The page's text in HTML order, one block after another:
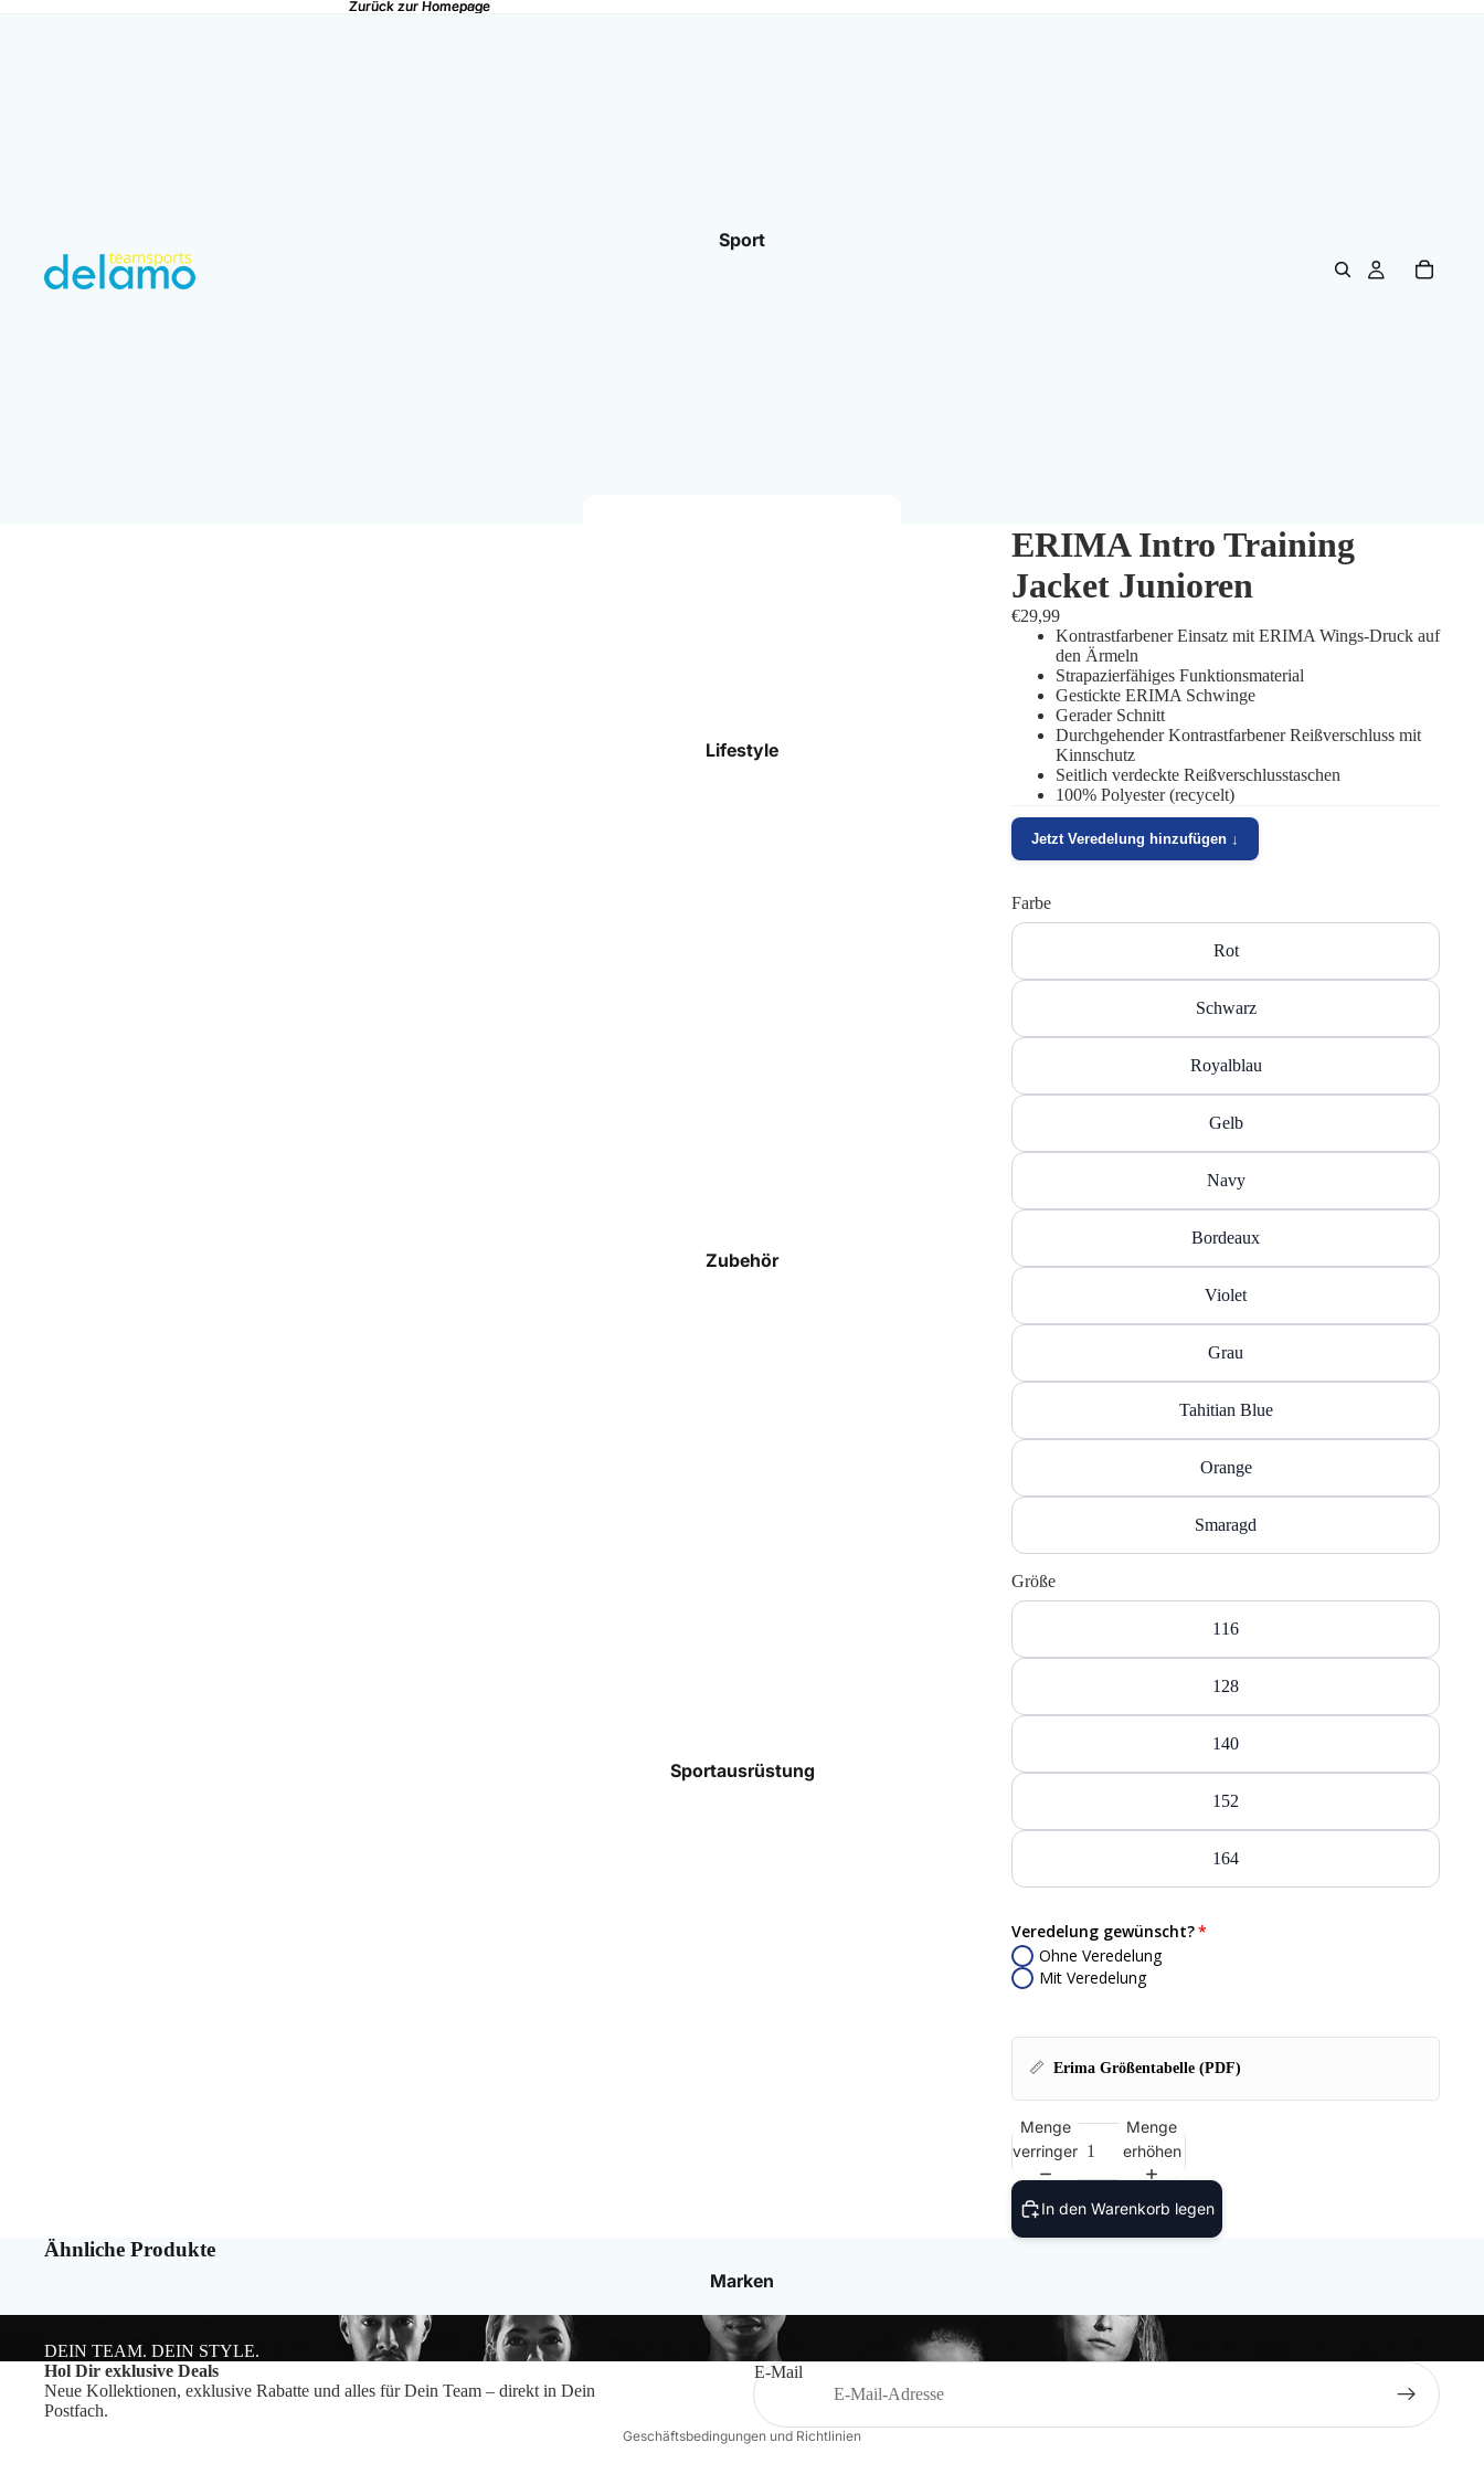
Zurück zur Homepage
Zurück zur Homepage
Sport
Stutzen & Socken
Lifestyle
Zubehör
Accessoires
Sportausrüstung
Marken
ERIMA Intro Training
Jacket Junioren
€29,99
Kontrastfarbener Einsatz mit ERIMA Wings-Druck auf
den Ärmeln
Strapazierfähiges Funktionsmaterial
Gestickte ERIMA Schwinge
Gerader Schnitt
Durchgehender Kontrastfarbener Reißverschluss mit
Kinnschutz
Seitlich verdeckte Reißverschlusstaschen
100% Polyester (recycelt)
Jetzt Veredelung hinzufügen ↓
Farbe
Rot
Schwarz
Royalblau
Gelb
Navy
Bordeaux
Violet
Grau
Tahitian Blue
Orange
Smaragd
Größe
116
128
140
152
164
Veredelung gewünscht?
Ohne Veredelung
Mit Veredelung
📏 Erima Größentabelle (PDF)
Menge
verringern
Menge
erhöhen
In den Warenkorb legen
Ähnliche Produkte
DEIN TEAM. DEIN STYLE.
Hol Dir exklusive Deals
Neue Kollektionen, exklusive Rabatte und alles für Dein Team – direkt in Dein
Postfach.
E-Mail
Geschäftsbedingungen und Richtlinien
Datenschutzerklärung
Widerrufsrecht
Kontaktinformationen